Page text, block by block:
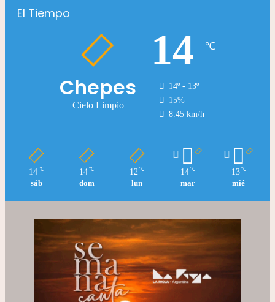
El Tiempo
Chepes
Cielo Limpio
14 ℃
14º - 13º
15%
8.45 km/h
14 ℃
sáb
14 ℃
dom
12 ℃
lun
14 ℃
mar
13 ℃
mié